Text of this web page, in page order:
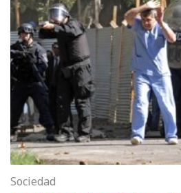
Sociedad